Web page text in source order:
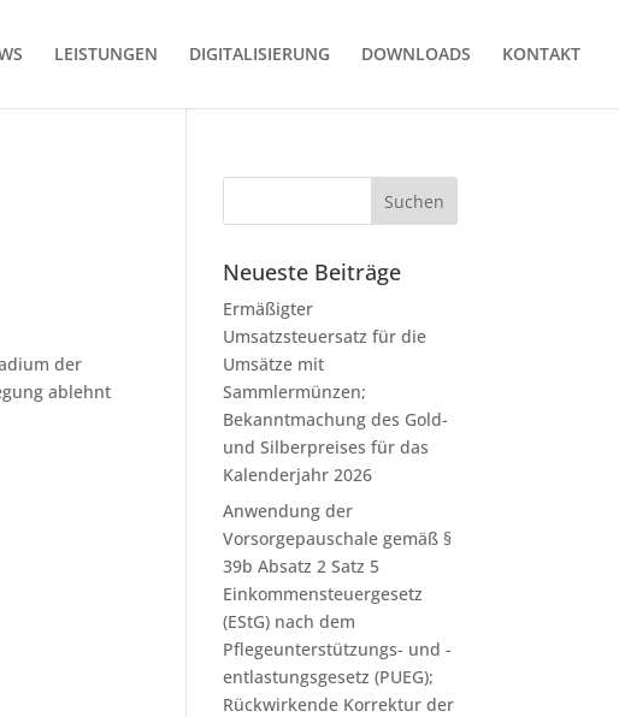
LEISTUNGEN DIGITALISIERUNG DOWNLOADS KONTAKT
der
ablehnt
Neueste Beiträge
Ermäßigter
Umsatzsteuersatz für die
Umsätze mit
Sammlermünzen;
Bekanntmachung des Gold-
und Silberpreises für das
Kalenderjahr 2026
Anwendung der
Vorsorgepauschale gemäß §
39b Absatz 2 Satz 5
Einkommensteuergesetz
(EStG) nach dem
Pflegeunterstützungs- und -
entlastungsgesetz (PUEG);
Rückwirkende Korrektur der